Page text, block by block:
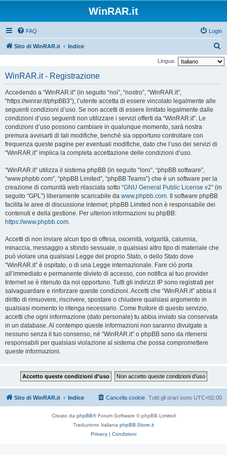
WinRAR.it
FAQ Login
Sito di WinRAR.it Indice
e
Lingua:
WinRAR.it - Registrazione
Accedendo a “WinRAR.it” (in seguito “noi”, “nostro”, “WinRAR.it”,
“https://winrar.it/phpBB3”), l’utente accetta di essere vincolato legalmente alle
seguenti condizioni d’uso. Se non accetti di essere limitato legalmente dalle
condizioni d’uso seguenti non utilizzare i servizi offerti da “WinRAR.it”. Le
condizioni d’uso possono cambiare in qualunque momento, sarà nostra
premura avvisarti di tali modifiche, benché sia opportuno controllare con
frequenza queste pagine per eventuali modifiche, dato che l’uso dei servizi di
“WinRAR.it” implica la completa accettazione delle condizioni d’uso.
“WinRAR.it” utilizza il sistema phpBB (in seguito “loro”, “phpBB software”,
“www.phpbb.com”, “phpBB Limited”, “phpBB Teams”) che è un software per la
creazione di comunità web rilasciata sotto “GNU General Public License v2” (in
seguito “GPL”) liberamente scaricabile da www.phpbb.com. Il software phpBB
facilita le aree di discussione internet; phpBB Limited non è responsabile dei
contenuti e della gestione. Per ulteriori informazioni su phpBB:
https://www.phpbb.com.
Accetti di non inviare alcun tipo di offesa, oscenità, volgarità, calunnia,
minaccia, messaggio a sfondo sessuale, o qualsiasi altro tipo di materiale che
può violare una qualsiasi Legge del proprio Stato, o dello Stato dove
“WinRAR.it” è ospitato, o di una Legge internazionale. Fare ciò porta
all’immediato e permanente divieto di accesso, con notifica al tuo provider
Internet se è ritenuto da noi opportuno. Tutti gli indirizzi IP sono registrati per
salvaguardare e rinforzare queste condizioni. Accetti che “WinRAR.it” abbia il
diritto di rimuovere, riscrivere, spostare o chiudere qualsiasi argomento in
qualsiasi momento lo ritenga necessario. Come fruitore di questo servizio,
accetti che ogni informazione (dato personale) tu abbia inviato sia conservata
in un database. Al contempo queste informazioni non saranno divulgate a
nessuno senza il tuo consenso, né “WinRAR.it” o phpBB sono da ritenersi
responsabili per qualsiasi violazione al sistema che possa compromettere
queste informazioni.
Sito di WinRAR.it Indice Tutti gli orari sono UTC+02:00
Cancella cookie
Creato da phpBB® Forum Software © phpBB Limited
Traduzione Italiana phpBB-Store.it
Privacy | Condizioni